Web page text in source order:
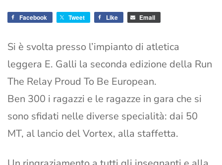
Facebook Tweet Like Email
Si è svolta presso l’impianto di atletica
leggera E. Galli la seconda edizione della Run
The Relay Proud To Be European.
Ben 300 i ragazzi e le ragazze in gara che si
sono sfidati nelle diverse specialità: dai 50
MT, al lancio del Vortex, alla staffetta.